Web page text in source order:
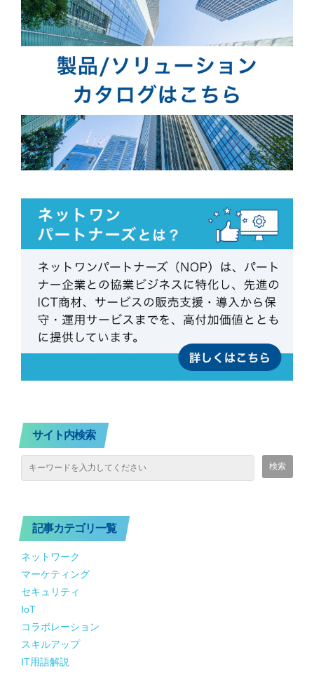
サイト内検索
記事カテゴリ一覧
ネットワーク
マーケティング
セキュリティ
IoT
コラボレーション
スキルアップ
IT用語解説